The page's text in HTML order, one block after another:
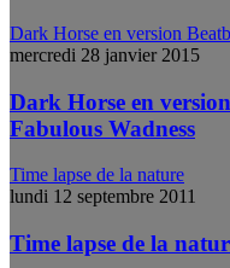
Dark Horse en version
mercredi 28 janvier 2015
Dark Horse en
Fabulous Wadness
Time lapse de la nature
lundi 12 septembre 2011
Time lapse de la